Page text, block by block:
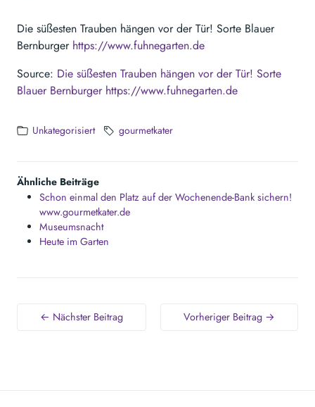
Die süßesten Trauben hängen vor der Tür! Sorte Blauer
Bernburger https://www.fuhnegarten.de
Source: Die süßesten Trauben hängen vor der Tür! Sorte
Blauer Bernburger https://www.fuhnegarten.de
Unkategorisiert gourmetkater
Ähnliche Beiträge
Schon einmal den Platz auf der Wochenende-Bank sichern!
www.gourmetkater.de
Museumsnacht
Heute im Garten
← Nächster Beitrag Vorheriger Beitrag →